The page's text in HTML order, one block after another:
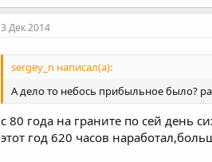
3 Дек 2014
sergey_n написал(а):
А дело то небось прибыльное было?
с 80 года на граните по сей день
этот год 620 часов